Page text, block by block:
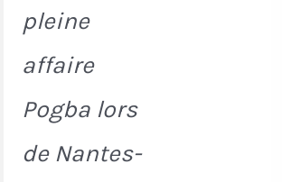
pleine
affaire
Pogba lors
de Nantes-